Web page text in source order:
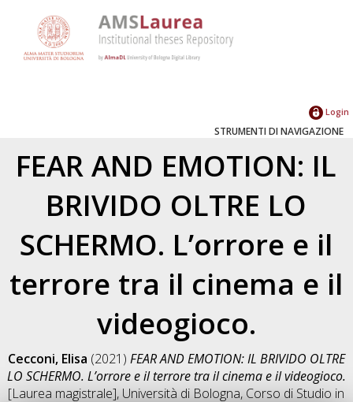
Login
STRUMENTI DI NAVIGAZIONE
FEAR AND EMOTION: IL
BRIVIDO OLTRE LO
SCHERMO. L’orrore e il
terrore tra il cinema e il
videogioco.
Cecconi, Elisa (2021) FEAR AND EMOTION: IL BRIVIDO OLTRE
LO SCHERMO. L’orrore e il terrore tra il cinema e il videogioco.
[Laurea magistrale], Università di Bologna, Corso di Studio in